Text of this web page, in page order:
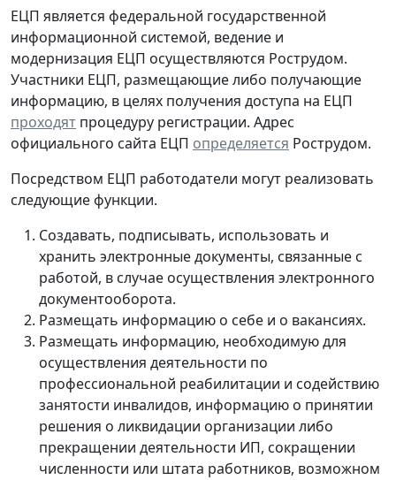
ЕЦП является федеральной государственной
информационной системой, ведение и
модернизация ЕЦП осуществляются Рострудом.
Участники ЕЦП, размещающие либо получающие
информацию, в целях получения доступа на ЕЦП
проходят процедуру регистрации. Адрес
официального сайта ЕЦП определяется Рострудом.
Посредством ЕЦП работодатели могут реализовать
следующие функции.
Создавать, подписывать, использовать и
хранить электронные документы, связанные с
работой, в случае осуществления электронного
документооборота.
Размещать информацию о себе и о вакансиях.
Размещать информацию, необходимую для
осуществления деятельности по
профессиональной реабилитации и содействию
занятости инвалидов, информацию о принятии
решения о ликвидации организации либо
прекращении деятельности ИП, сокращении
численности или штата работников, возможном